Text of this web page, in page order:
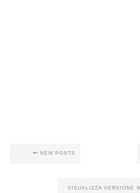
NEW POSTS
VISUALIZZA VERSIONE